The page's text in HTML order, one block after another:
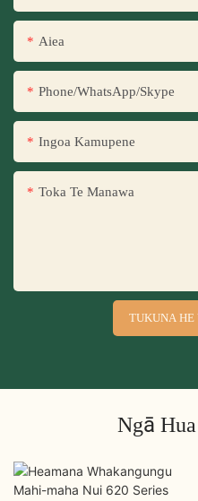
Aiea
Phone/WhatsApp/Skype
Ingoa Kamupene
Toka Te Manawa
TUKUNA
Ngā